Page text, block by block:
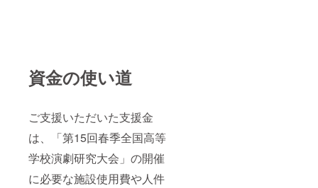
資金の使い道
ご支援いただいた支援金
は、「第15回春季全国高等
学校演劇研究大会」の開催
に必要な施設使用費や人件